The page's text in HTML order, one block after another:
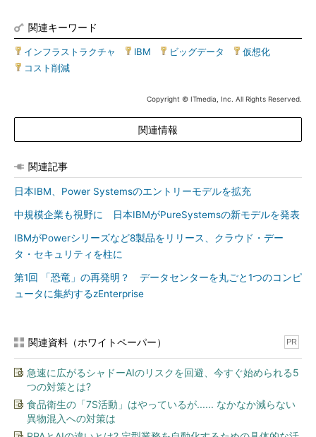
関連キーワード
インフラストラクチャ IBM ビッグデータ 仮想化
コスト削減
Copyright © ITmedia, Inc. All Rights Reserved.
関連情報
関連記事
日本IBM、Power Systemsのエントリーモデルを拡充
中規模企業も視野に 日本IBMがPureSystemsの新モデルを発表
IBMがPowerシリーズなど8製品をリリース、クラウド・デー
タ・セキュリティを柱に
第1回 「恐竜」の再発明？ データセンターを丸ごと1つのコンピ
ュータに集約するzEnterprise
関連資料（ホワイトペーパー） PR
急速に広がるシャドーAIのリスクを回避、今すぐ始められる5
つの対策とは?
食品衛生の「7S活動」はやっているが...... なかなか減らない
異物混入への対策は